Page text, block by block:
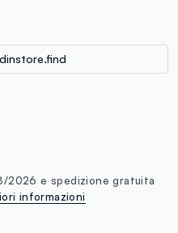
2026 e spedizione gratuita
informazioni